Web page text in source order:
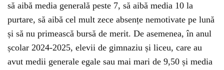
să aibă media generală peste 7, să aibă media 10 la
purtare, să aibă cel mult zece absențe nemotivate pe lună
și să nu primească bursă de merit. De asemenea, în anul
școlar 2024-2025, elevii de gimnaziu și liceu, care au
avut medii generale egale sau mai mari de 9,50 și media